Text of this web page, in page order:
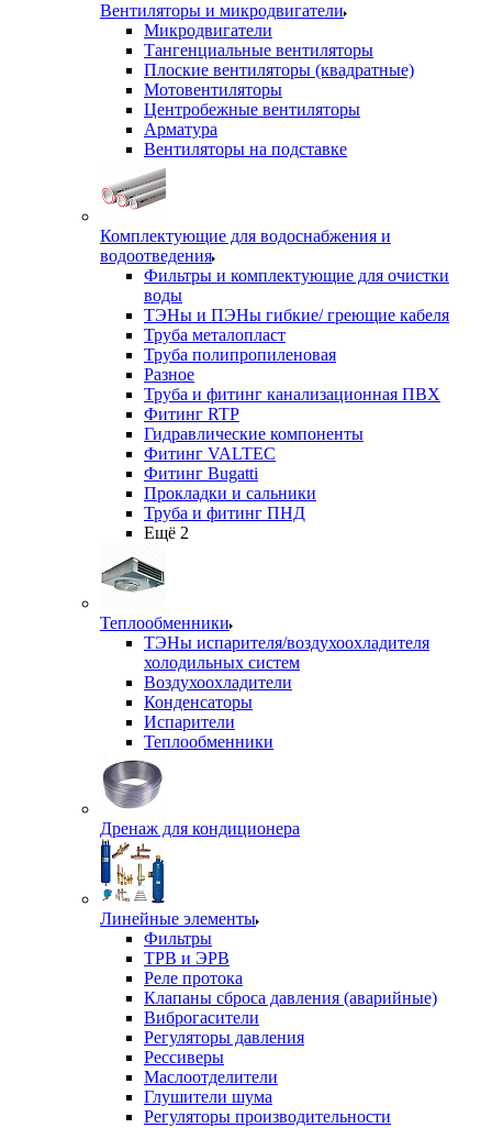
Вентиляторы и микродвигатели
Микродвигатели
Тангенциальные вентиляторы
Плоские вентиляторы (квадратные)
Мотовентиляторы
Центробежные вентиляторы
Арматура
Вентиляторы на подставке
Комплектующие для водоснабжения и
водоотведения
Фильтры и комплектующие для очистки
воды
ТЭНы и ПЭНы гибкие/ греющие кабеля
Труба металопласт
Труба полипропиленовая
Разное
Труба и фитинг канализационная ПВХ
Фитинг RTP
Гидравлические компоненты
Фитинг VALTEC
Фитинг Bugatti
Прокладки и сальники
Труба и фитинг ПНД
Ещё 2
Теплообменники
ТЭНы испарителя/воздухоохладителя
холодильных систем
Воздухоохладители
Конденсаторы
Испарители
Теплообменники
Дренаж для кондиционера
Линейные элементы
Фильтры
ТРВ и ЭРВ
Реле протока
Клапаны сброса давления (аварийные)
Виброгасители
Регуляторы давления
Рессиверы
Маслоотделители
Глушители шума
Регуляторы производительности